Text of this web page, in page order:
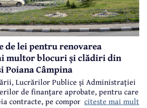
de lei pentru renovarea
multor blocuri și clădiri din
Poiana Câmpina
Lucrărilor Publice și Administrației
de finanțare aprobate, pentru care
contracte, pe componenta ”ValulCâmpina
citeste mai mult